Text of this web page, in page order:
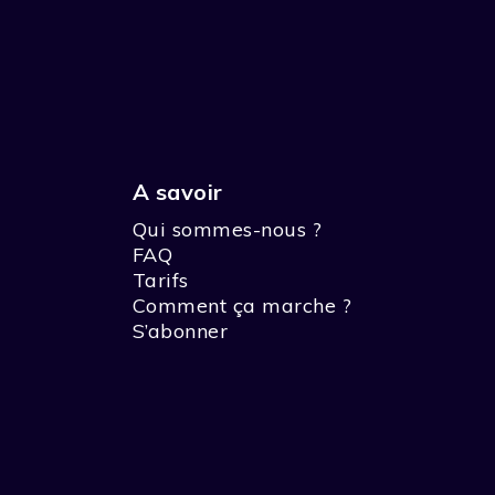
A savoir
Qui sommes-nous ?
FAQ
Tarifs
Comment ça marche ?
S’abonner